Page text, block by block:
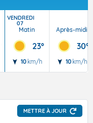
VENDREDI
07
Matin
23°
10 km/h
Après-midi
30°
10 km/h
METTRE À JOUR